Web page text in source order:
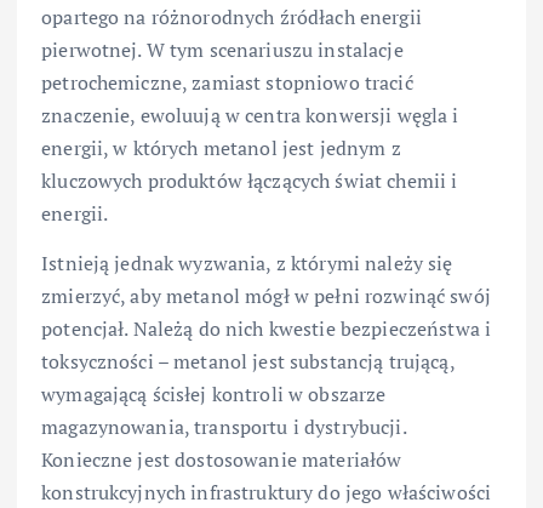
opartego na różnorodnych źródłach energii
pierwotnej. W tym scenariuszu instalacje
petrochemiczne, zamiast stopniowo tracić
znaczenie, ewoluują w centra konwersji węgla i
energii, w których metanol jest jednym z
kluczowych produktów łączących świat chemii i
energii.
Istnieją jednak wyzwania, z którymi należy się
zmierzyć, aby metanol mógł w pełni rozwinąć swój
potencjał. Należą do nich kwestie bezpieczeństwa i
toksyczności – metanol jest substancją trującą,
wymagającą ścisłej kontroli w obszarze
magazynowania, transportu i dystrybucji.
Konieczne jest dostosowanie materiałów
konstrukcyjnych infrastruktury do jego właściwości